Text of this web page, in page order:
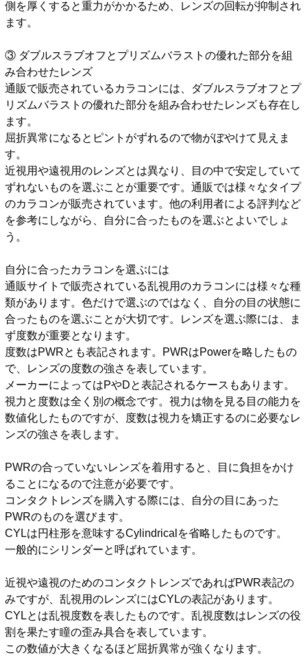
側を厚くすると重力がかかるため、レンズの回転が抑制され
ます。
③ ダブルスラブオフとプリズムバラストの優れた部分を組
み合わせたレンズ
通販で販売されているカラコンには、ダブルスラブオフとプ
リズムバラストの優れた部分を組み合わせたレンズも存在し
ます。
屈折異常になるとピントがずれるので物がぼやけて見えま
す。
近視用や遠視用のレンズとは異なり、目の中で安定していて
ずれないものを選ぶことが重要です。通販では様々なタイプ
のカラコンが販売されています。他の利用者による評判など
を参考にしながら、自分に合ったものを選ぶとよいでしょ
う。
自分に合ったカラコンを選ぶには
通販サイトで販売されている乱視用のカラコンには様々な種
類があります。色だけで選ぶのではなく、自分の目の状態に
合ったものを選ぶことが大切です。レンズを選ぶ際には、ま
ず度数が重要となります。
度数はPWRとも表記されます。PWRはPowerを略したもの
で、レンズの度数の強さを表しています。
メーカーによってはPやDと表記されるケースもあります。
視力と度数は全く別の概念です。視力は物を見る目の能力を
数値化したものですが、度数は視力を矯正するのに必要なレ
ンズの強さを表します。
PWRの合っていないレンズを着用すると、目に負担をかけ
ることになるので注意が必要です。
コンタクトレンズを購入する際には、自分の目にあった
PWRのものを選びます。
CYLは円柱形を意味するCylindricalを省略したものです。
一般的にシリンダーと呼ばれています。
近視や遠視のためのコンタクトレンズであればPWR表記の
みですが、乱視用のレンズにはCYLの表記があります。
CYLとは乱視度数を表したものです。乱視度数はレンズの役
割を果たす瞳の歪み具合を表しています。
この数値が大きくなるほど屈折異常が強くなります。